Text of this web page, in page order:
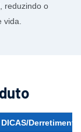
reduzindo o
DICAS/Derretimento